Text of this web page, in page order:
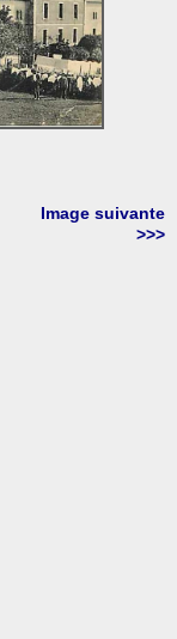
Image suivante
>>>